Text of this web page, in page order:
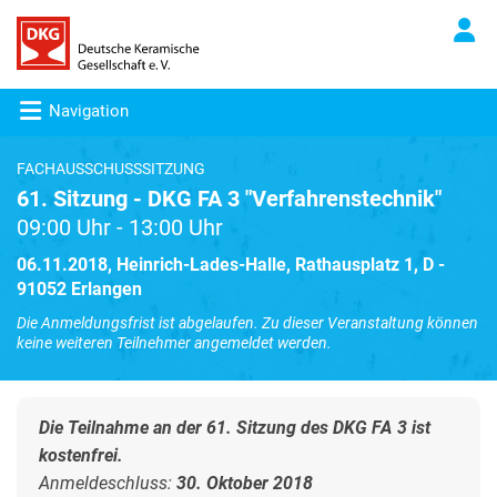
Navigation
FACHAUSSCHUSSSITZUNG
61. Sitzung - DKG FA 3 "Verfahrenstechnik"
09:00 Uhr - 13:00 Uhr
06.11.2018, Heinrich-Lades-Halle, Rathausplatz 1, D -
91052 Erlangen
Die Anmeldungsfrist ist abgelaufen. Zu dieser Veranstaltung können
keine weiteren Teilnehmer angemeldet werden.
Die Teilnahme an der 61. Sitzung des DKG FA 3 ist
kostenfrei.
Anmeldeschluss: 30. Oktober 2018